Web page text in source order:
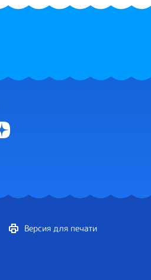
Версия для печати